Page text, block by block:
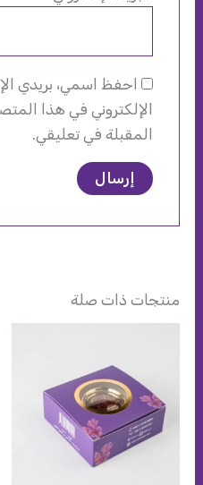
احفظ اسمي، بريدي
الإلكتروني في هذا
المقبلة في تعليقي.
منتجات ذات صلة